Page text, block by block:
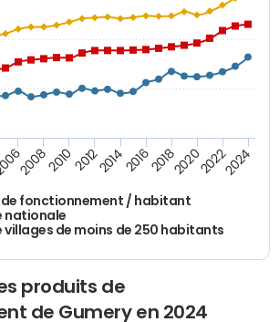
de fonctionnement / habitant
nationale
villages de moins de 250 habitants
200820102012201420162018202020222024
produits de
de Gumery en 2024